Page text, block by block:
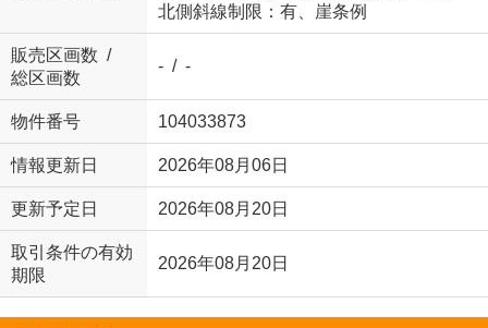
北側斜線制限：有、崖条例
販売区画数 /
総区画数
- / -
物件番号 104033873
情報更新日 2026年08月06日
更新予定日 2026年08月20日
取引条件の有効
期限
2026年08月20日